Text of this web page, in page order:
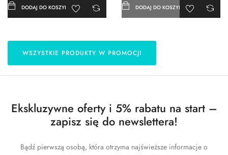
DODAJ DO KOSZYKA DODAJ DO KOSZYKA
WSZYSTKIE PRODUKTY W PROMOCJI
Ekskluzywne oferty i 5% rabatu na start –
zapisz się do newslettera!
Bądź pierwszą osobą, która otrzyma najświeższe informacje o